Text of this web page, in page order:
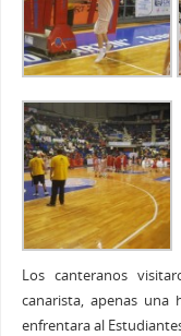
Los canteranos
canarista, apenas
enfrentara al